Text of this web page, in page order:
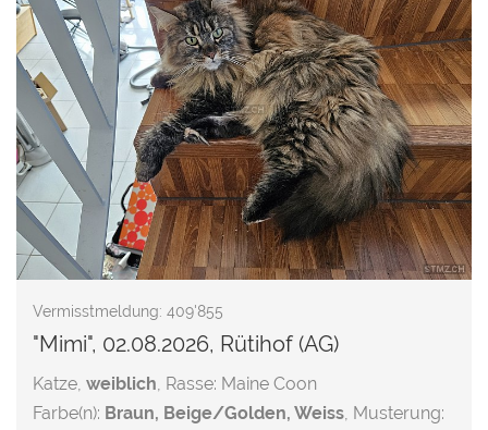
Vermisstmeldung: 409'855
"Mimi", 02.08.2026, Rütihof (AG)
Katze, weiblich, Rasse: Maine Coon
Farbe(n): Braun, Beige/Golden, Weiss, Musterung: